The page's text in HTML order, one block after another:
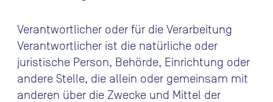
Verantwortlicher oder für die Verarbeitung
Verantwortlicher ist die natürliche oder
juristische Person, Behörde, Einrichtung oder
andere Stelle, die allein oder gemeinsam mit
anderen über die Zwecke und Mittel der